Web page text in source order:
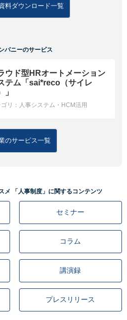
料ダウンロード一覧
パニーのサービス
ウド型HRオートメーション
テム「sai*reco（サイレ
」
リ： 人事システム・HCM活用
のサービス一覧
メ 「人事制度」に関するコンテンツ
セミナー
コラム
講演録
プレスリリース